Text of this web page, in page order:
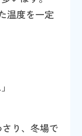
温度を一定
り、冬場で